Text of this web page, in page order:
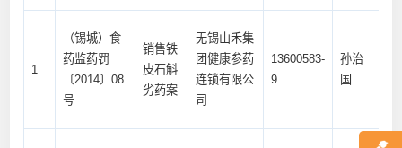
1
（锡城）食
药监药罚
〔2014〕08
号
销售铁
皮石斛
劣药案
无锡山禾集
团健康参药
连锁有限公
司
13600583-
9
孙治
国